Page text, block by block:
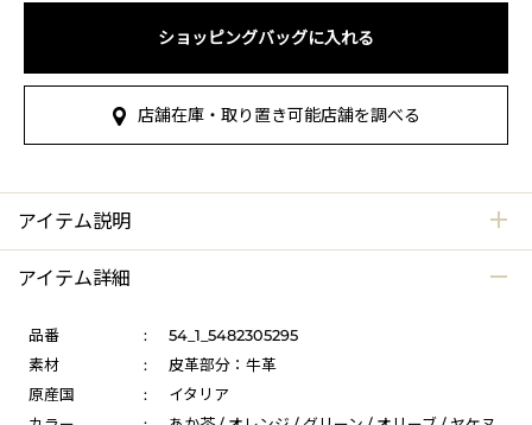
ショッピングバッグに入れる
店舗在庫・取り置き可能店舗を調べる
アイテム説明
アイテム詳細
品番 :
54_1_5482305295
素材
:
皮革部分：牛革
原産国
:
イタリア